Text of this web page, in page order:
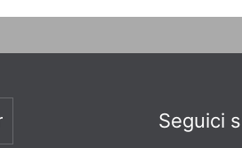
Seguici